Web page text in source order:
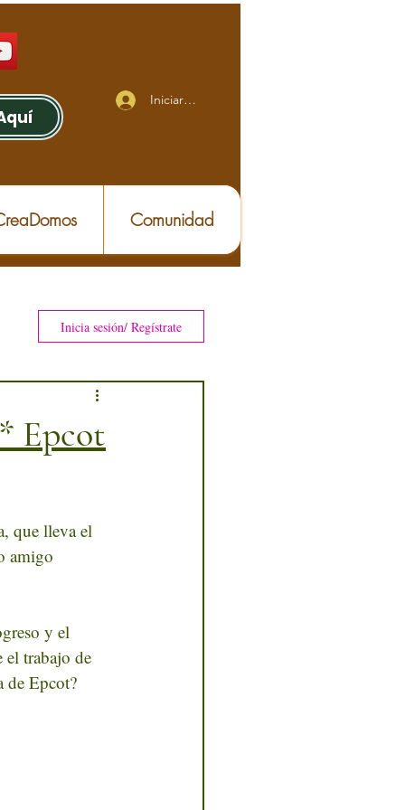
Iniciar sesión
Comunidad
Inicia sesión/ Regístrate
Epcot
que lleva el
amigo
y el
el trabajo de
de Epcot?